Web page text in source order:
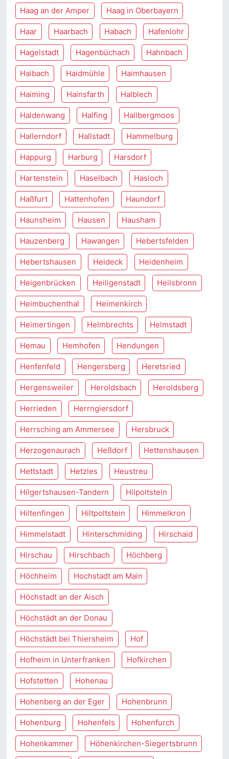
Haag an der Amper Haag in Oberbayern
Haar Haarbach Habach Hafenlohr
Hagelstadt Hagenbüchach Hahnbach
Haibach Haidmühle Haimhausen
Haiming Hainsfarth Halblech
Haldenwang Halfing Hallbergmoos
Hallerndorf Hallstadt Hammelburg
Happurg Harburg Harsdorf
Hartenstein Haselbach Hasloch
Haßfurt Hattenhofen Haundorf
Haunsheim Hausen Hausham
Hauzenberg Hawangen Hebertsfelden
Hebertshausen Heideck Heidenheim
Heigenbrücken Heiligenstadt Heilsbronn
Heimbuchenthal Heimenkirch
Heimertingen Helmbrechts Helmstadt
Hemau Hemhofen Hendungen
Henfenfeld Hengersberg Heretsried
Hergensweiler Heroldsbach Heroldsberg
Herrieden Herrngiersdorf
Herrsching am Ammersee Hersbruck
Herzogenaurach Heßdorf Hettenshausen
Hettstadt Hetzles Heustreu
Hilgertshausen-Tandern Hilpoltstein
Hiltenfingen Hiltpoltstein Himmelkron
Himmelstadt Hinterschmiding Hirschaid
Hirschau Hirschbach Höchberg
Höchheim Hochstadt am Main
Höchstadt an der Aisch
Höchstädt an der Donau
Höchstädt bei Thiersheim Hof
Hofheim in Unterfranken Hofkirchen
Hofstetten Hohenau
Hohenberg an der Eger Hohenbrunn
Hohenburg Hohenfels Hohenfurch
Hohenkammer Höhenkirchen-Siegertsbrunn